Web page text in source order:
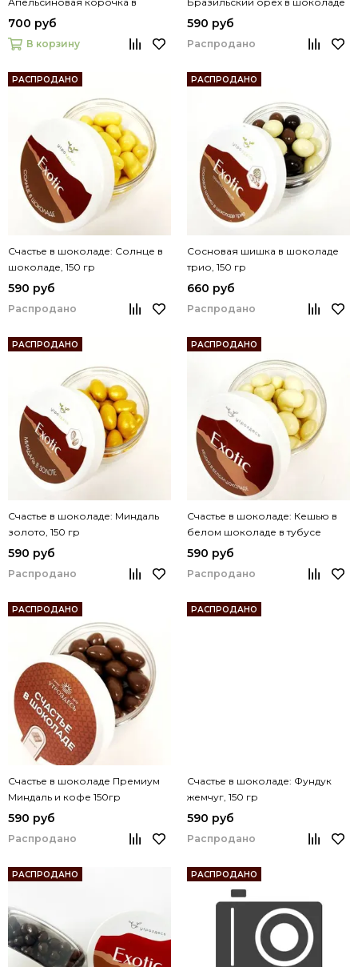
темном шоколаде 200г
700 руб
В корзину
150 гр
590 руб
Распродано
РАСПРОДАНО
Счастье в шоколаде: Солнце в
шоколаде, 150 гр
590 руб
Распродано
РАСПРОДАНО
Сосновая шишка в шоколаде
трио, 150 гр
660 руб
Распродано
РАСПРОДАНО
Счастье в шоколаде: Миндаль
золото, 150 гр
590 руб
Распродано
РАСПРОДАНО
Счастье в шоколаде: Кешью в
белом шоколаде в тубусе
150гр
590 руб
Распродано
РАСПРОДАНО
Счастье в шоколаде Премиум
Миндаль и кофе 150гр
590 руб
Распродано
РАСПРОДАНО
Счастье в шоколаде: Фундук
жемчуг, 150 гр
590 руб
Распродано
РАСПРОДАНО РАСПРОДАНО